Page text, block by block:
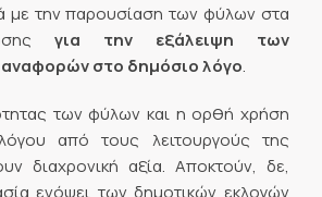
με την παρουσίαση των φύλων στα
για την
εξάλειψη των
στο δημόσιο λόγο.
των φύλων και η ορθή χρήση
από τους λειτουργούς της
διαχρονική αξία. Αποκτούν, δε,
ενόψει των δημοτικών εκλογών